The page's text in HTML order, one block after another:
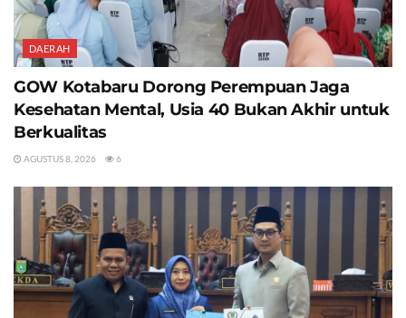
DAERAH
GOW Kotabaru Dorong Perempuan Jaga
Kesehatan Mental, Usia 40 Bukan Akhir untuk
Berkualitas
AGUSTUS 8, 2026 6